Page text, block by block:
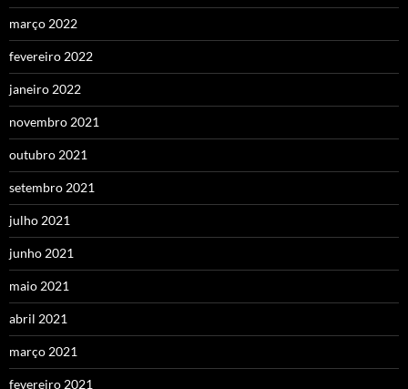
março 2022
fevereiro 2022
janeiro 2022
novembro 2021
outubro 2021
setembro 2021
julho 2021
junho 2021
maio 2021
abril 2021
março 2021
fevereiro 2021